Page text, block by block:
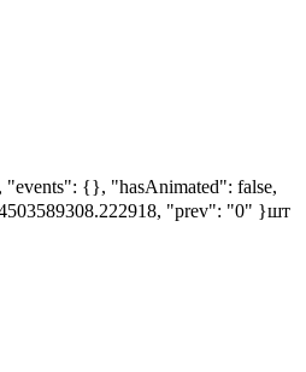
{}, "hasAnimated": false,
"prev": "0" }шт